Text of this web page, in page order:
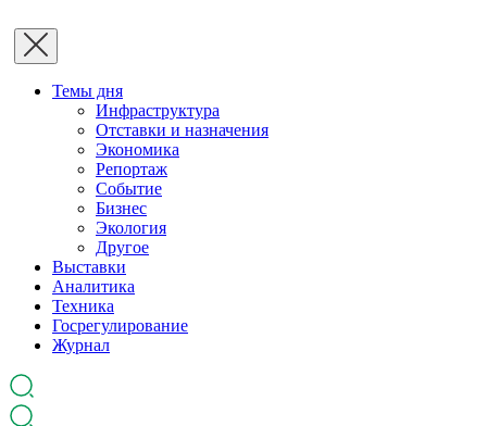
Темы дня
Инфраструктура
Отставки и назначения
Экономика
Репортаж
Событие
Бизнес
Экология
Другое
Выставки
Аналитика
Техника
Госрегулирование
Журнал